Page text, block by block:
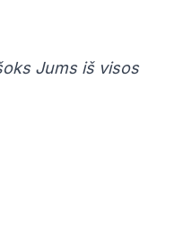
Jums iš visos